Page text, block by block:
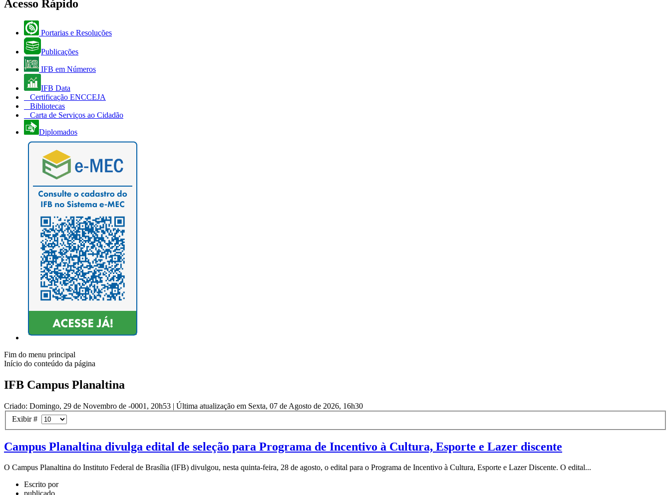
Acesso Rápido
Portarias e Resoluções
Publicações
IFB em Números
IFB Data
Certificação ENCCEJA
Bibliotecas
Carta de Serviços ao Cidadão
Diplomados
Fim do menu principal
Início do conteúdo da página
IFB Campus Planaltina
Criado: Domingo, 29 de Novembro de -0001, 20h53 | Última atualização em Sexta, 07 de Agosto de 2026, 16h30
Exibir #
Campus Planaltina divulga edital de seleção para Programa de Incentivo à Cultura, Esporte e Lazer discente
O Campus Planaltina do Instituto Federal de Brasília (IFB) divulgou, nesta quinta-feira, 28 de agosto, o edital para o Programa de Incentivo à Cultura, Esporte e Lazer Discente. O edital...
Escrito por